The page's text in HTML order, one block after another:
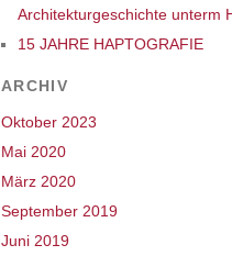
Architekturgeschichte unterm
15 JAHRE HAPTOGRAFIE
ARCHIV
Oktober 2023
Mai 2020
März 2020
September 2019
Juni 2019